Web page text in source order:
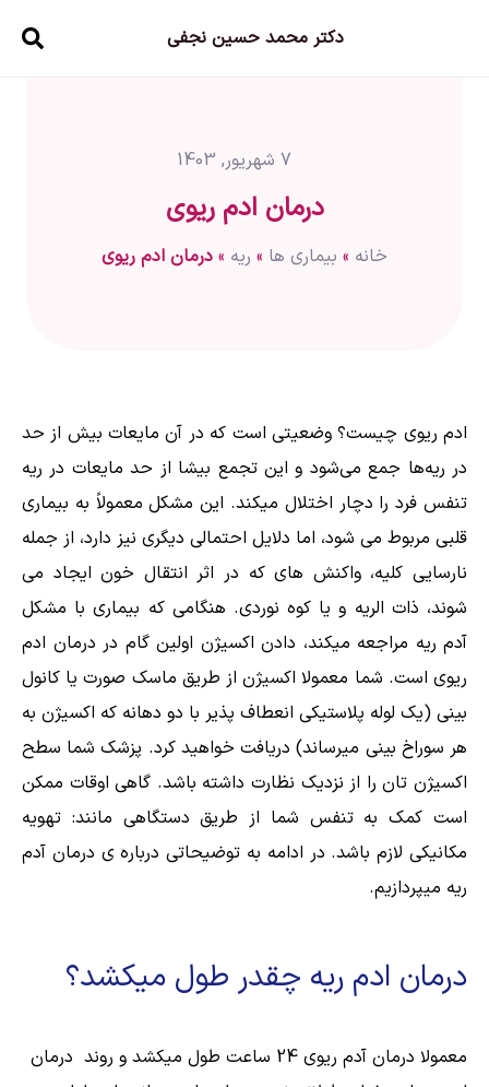
دکتر محمد حسین نجفی
7 شهریور, 1403
درمان ادم ریوی
خانه » بیماری ها » ریه » درمان ادم ریوی
ادم ریوی چیست؟ وضعیتی است که در آن مایعات بیش از حد
در ریه‌ها جمع می‌شود و این تجمع بیشا از حد مایعات در ریه
تنفس فرد را دچار اختلال میکند. این مشکل معمولاً به بیماری
قلبی مربوط می شود، اما دلایل احتمالی دیگری نیز دارد، از جمله
نارسایی کلیه، واکنش های که در اثر انتقال خون ایجاد می
شوند، ذات الریه و یا کوه نوردی. هنگامی که بیماری با مشکل
آدم ریه مراجعه میکند، دادن اکسیژن اولین گام در درمان ادم
ریوی است. شما معمولا اکسیژن از طریق ماسک صورت یا کانول
بینی (یک لوله پلاستیکی انعطاف پذیر با دو دهانه که اکسیژن به
هر سوراخ بینی میرساند) دریافت خواهید کرد. پزشک شما سطح
اکسیژن تان را از نزدیک نظارت داشته باشد. گاهی اوقات ممکن
است کمک به تنفس شما از طریق دستگاهی مانند: تهویه
مکانیکی لازم باشد. در ادامه به توضیحاتی درباره ی درمان آدم
ریه میپردازیم.
درمان ادم ریه چقدر طول میکشد؟
معمولا درمان آدم ریوی 24 ساعت طول میکشد و روند درمان